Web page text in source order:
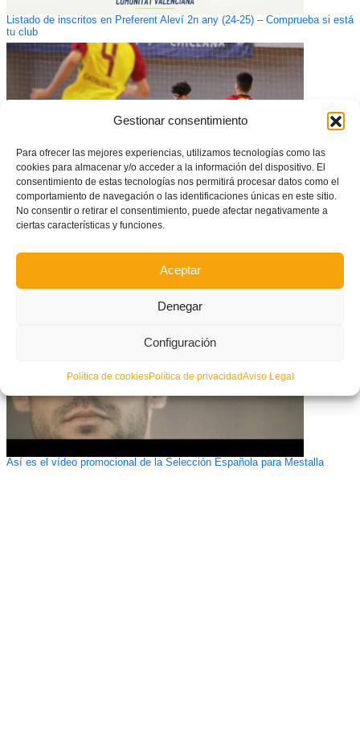
Gestionar consentimiento
Para ofrecer las mejores experiencias, utilizamos tecnologías como las
cookies para almacenar y/o acceder a la información del dispositivo. El
consentimiento de estas tecnologías nos permitirá procesar datos como el
comportamiento de navegación o las identificaciones únicas en este sitio.
No consentir o retirar el consentimiento, puede afectar negativamente a
ciertas características y funciones.
Aceptar
Denegar
Configuración
Política de cookiesPolítica de privacidadAviso Legal
Listado de inscritos en Preferent Aleví 2n any (24-25) – Comprueba si está
tu club
Catalunya (0-4)
Así es el vídeo promocional de la Selección Española para Mestalla